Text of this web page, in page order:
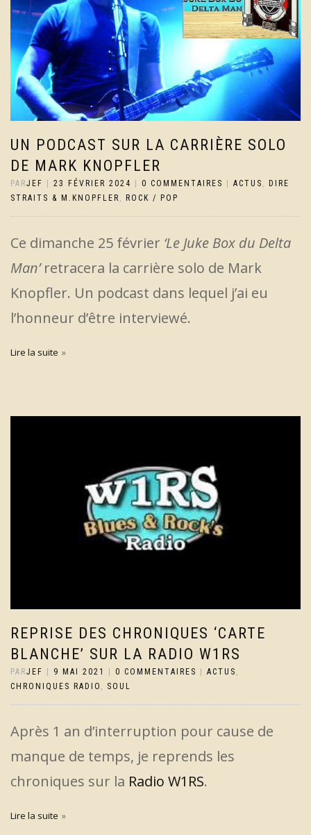
UN PODCAST SUR LA CARRIÈRE SOLO
DE MARK KNOPFLER
PARJEF | 23 FÉVRIER 2024 | 0 COMMENTAIRES | ACTUS
DIRE
STRAITS & M.KNOPFLER
ROCK / POP
Ce dimanche 25 février ‘Le Juke Box du Delta
Man’retracera la carrière solo de Mark
Knopfler. Un podcast dans lequel j’ai eu
l’honneur d’être interviewé.
Lire la suite
REPRISE DES CHRONIQUES ‘CARTE
BLANCHE’ SUR LA RADIO W1RS
PARJEF 9 MAI 2021 0 COMMENTAIRES ACTUS ,
CHRONIQUES RADIO , SOUL
Après 1 an d’interruption pour cause de
manque de temps, je reprends les
chroniques sur la Radio W1RS.
Lire la suite